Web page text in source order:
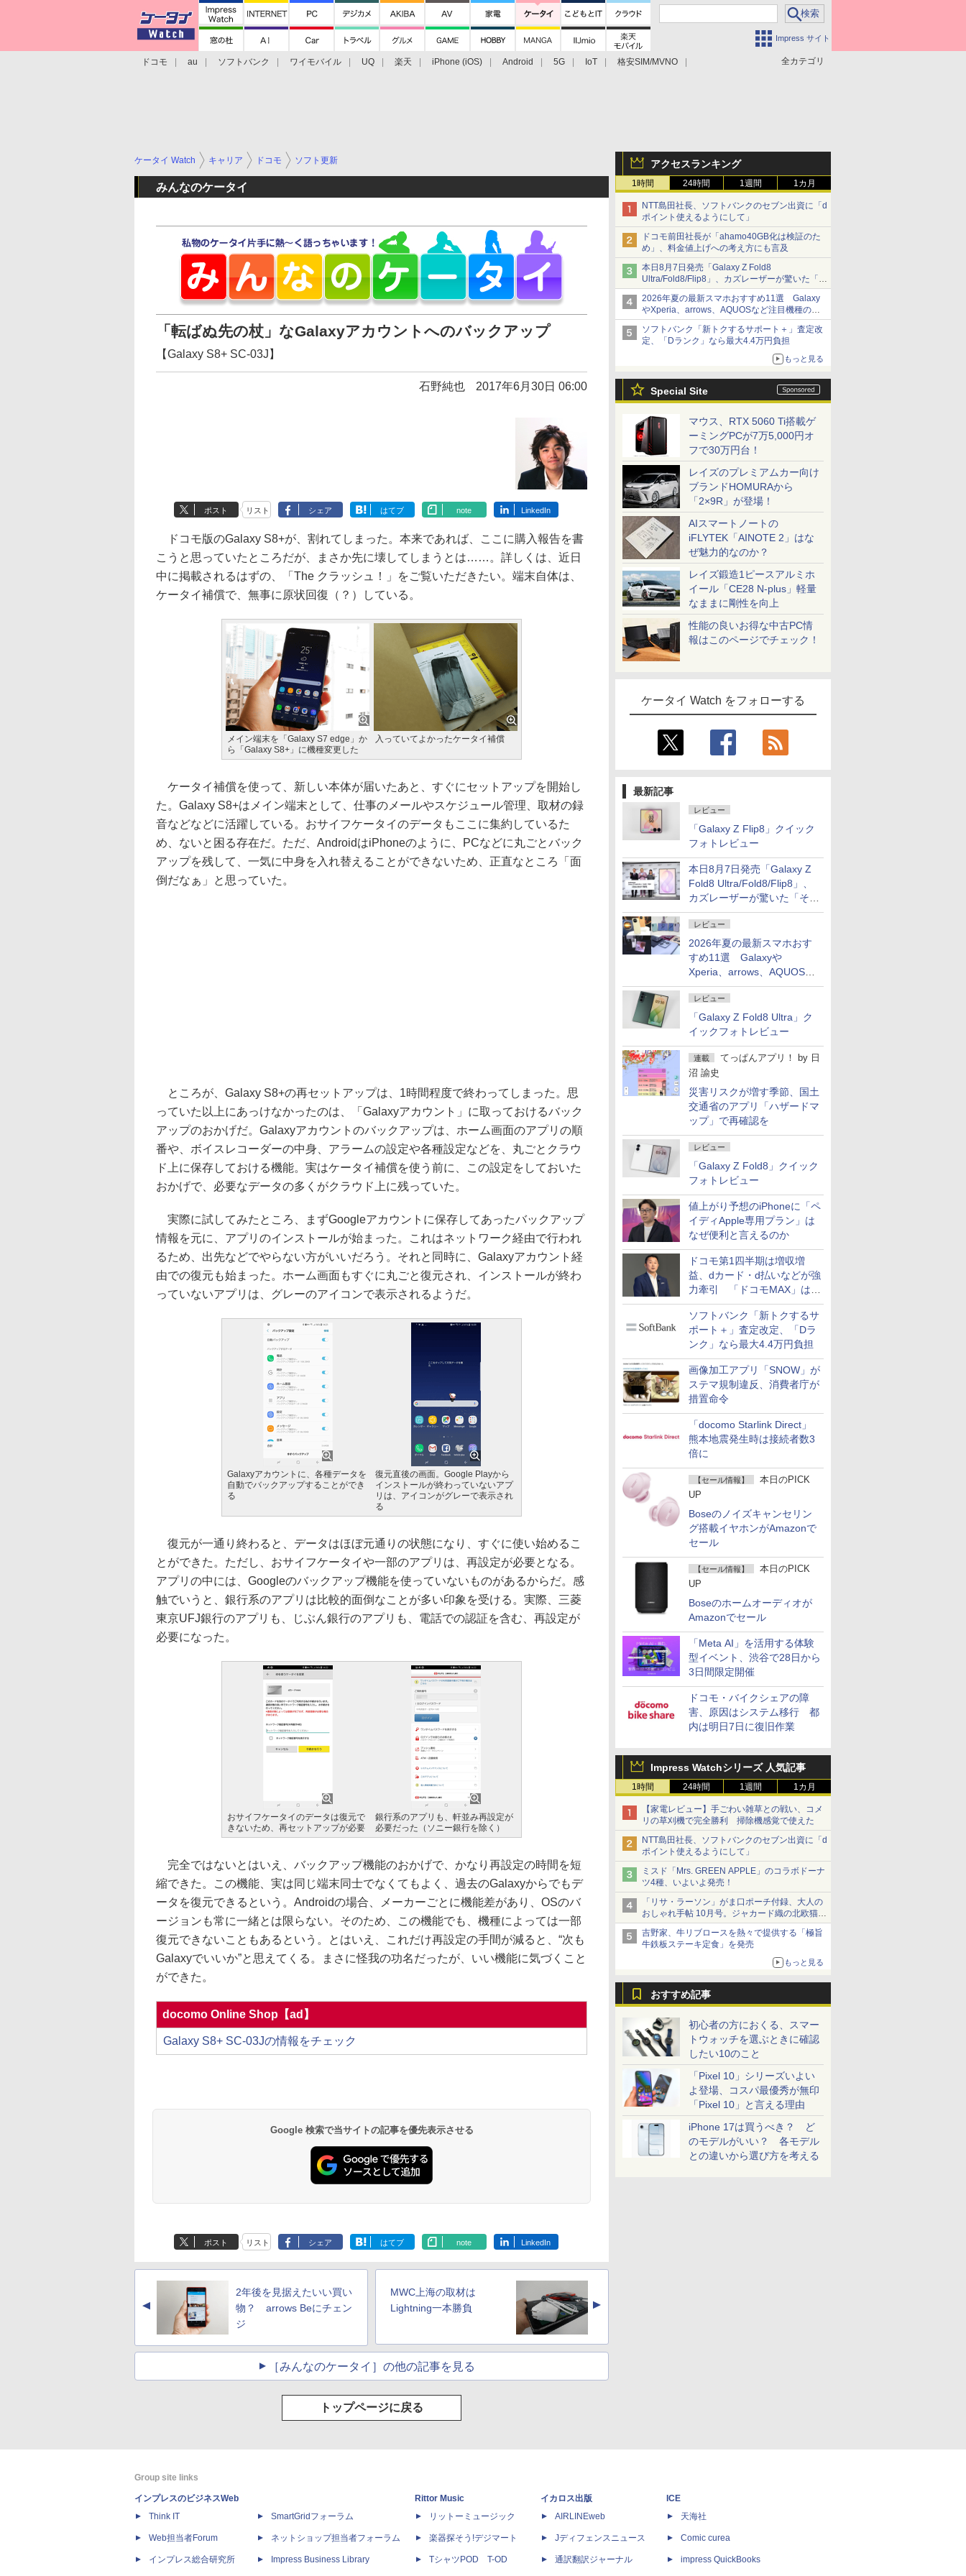
Impress サイト
全カテゴリ
ドコモ au ソフトバンク ワイモバイル UQ 楽天 iPhone (iOS) Android 5G IoT
格安SIM/MVNO
アクセスランキング
1時間 24時間 1週間 1カ月
NTT島田社長、ソフトバンクのセブン出資に「d
ポイント使えるようにして」
ドコモ前田社長が「ahamo40GB化は検証のた
め」、料金値上げへの考え方にも言及
本日8月7日発売「Galaxy Z Fold8
Ultra/Fold8/Flip8」、カズレーザーが驚いた「そ
ば屋のメニュー並みの薄さ」
2026年夏の最新スマホおすすめ11選 Galaxy
やXperia、arrows、AQUOSなど注目機種の特
徴は
ソフトバンク「新トクするサポート＋」査定改
定、「Dランク」なら最大4.4万円負担
もっと見る
Special Site
マウス、RTX 5060 Ti搭載ゲ
ーミングPCが7万5,000円オ
フで30万円台！
レイズのプレミアムカー向け
ブランドHOMURAから
「2×9R」が登場！
AIスマートノートの
iFLYTEK「AINOTE 2」はな
ぜ魅力的なのか？
レイズ鍛造1ピースアルミホ
イール「CE28 N-plus」軽量
なままに剛性を向上
性能の良いお得な中古PC情
報はこのページでチェック！
ケータイ Watch をフォローする
最新記事
レビュー
「Galaxy Z Flip8」クイック
フォトレビュー
本日8月7日発売「Galaxy Z
Fold8 Ultra/Fold8/Flip8」、
カズレーザーが驚いた「そば
屋のメニュー並みの薄さ」
レビュー
2026年夏の最新スマホおす
すめ11選 Galaxyや
Xperia、arrows、AQUOSな
ど注目機種の特徴は
レビュー
「Galaxy Z Fold8 Ultra」ク
イックフォトレビュー
連載 てっぱんアプリ！ by 日
沼 諭史
災害リスクが増す季節、国土
交通省のアプリ「ハザードマ
ップ」で再確認を
レビュー
「Galaxy Z Fold8」クイック
フォトレビュー
値上がり予想のiPhoneに「ペ
イディApple専用プラン」は
なぜ便利と言えるのか
ドコモ第1四半期は増収増
益、dカード・d払いなどが強
力牽引 「ドコモMAX」は
400万契約突破
ソフトバンク「新トクするサ
ポート＋」査定改定、「Dラ
ンク」なら最大4.4万円負担
画像加工アプリ「SNOW」が
ステマ規制違反、消費者庁が
措置命令
「docomo Starlink Direct」
熊本地震発生時は接続者数3
倍に
【セール情報】
本日のPICK
UP
Boseのノイズキャンセリン
グ搭載イヤホンがAmazonで
セール
【セール情報】
本日のPICK
UP
Boseのホームオーディオが
Amazonでセール
「Meta AI」を活用する体験
型イベント、渋谷で28日から
3日間限定開催
ドコモ・バイクシェアの障
害、原因はシステム移行 都
内は明日7日に復旧作業
Impress Watchシリーズ 人気記事
1時間 24時間 1週間 1カ月
【家電レビュー】手ごわい雑草との戦い、コメ
リの草刈機で完全勝利 掃除機感覚で使えた
NTT島田社長、ソフトバンクのセブン出資に「d
ポイント使えるようにして」
ミスド「Mrs. GREEN APPLE」のコラボドーナ
ツ4種、いよいよ発売！
「リサ・ラーソン」がま口ポーチ付録、大人の
おしゃれ手帖 10月号。ジャカード織の北欧猫デ
ザイン
吉野家、牛リブロースを熱々で提供する「極旨
牛鉄板ステーキ定食」を発売
もっと見る
おすすめ記事
初心者の方におくる、スマー
トウォッチを選ぶときに確認
したい10のこと
「Pixel 10」シリーズいよい
よ登場、コスパ最優秀が無印
「Pixel 10」と言える理由
iPhone 17は買うべき？ ど
のモデルがいい？ 各モデル
との違いから選び方を考える
ケータイ Watch キャリア ドコモ ソフト更新
みんなのケータイ
「転ばぬ先の杖」なGalaxyアカウントへのバックアップ
【Galaxy S8+ SC-03J】
石野純也 2017年6月30日 06:00
ポスト リスト シェア はてブ note LinkedIn
ドコモ版のGalaxy S8+が、割れてしまった。本来であれば、ここに購入報告を書
こうと思っていたところだが、まさか先に壊してしまうとは……。詳しくは、近日
中に掲載されるはずの、「The クラッシュ！」をご覧いただきたい。端末自体は、
ケータイ補償で、無事に原状回復（？）している。
メイン端末を「Galaxy S7 edge」か
ら「Galaxy S8+」に機種変更した
入っていてよかったケータイ補償
ケータイ補償を使って、新しい本体が届いたあと、すぐにセットアップを開始し
た。Galaxy S8+はメイン端末として、仕事のメールやスケジュール管理、取材の録
音などなどに活躍している。おサイフケータイのデータもここに集約しているた
め、ないと困る存在だ。ただ、AndroidはiPhoneのように、PCなどに丸ごとバック
アップを残して、一気に中身を入れ替えることができないため、正直なところ「面
倒だなぁ」と思っていた。
ところが、Galaxy S8+の再セットアップは、1時間程度で終わってしまった。思
っていた以上にあっけなかったのは、「Galaxyアカウント」に取っておけるバック
アップのおかげだ。Galaxyアカウントのバックアップは、ホーム画面のアプリの順
番や、ボイスレコーダーの中身、アラームの設定や各種設定などを、丸ごとクラウ
ド上に保存しておける機能。実はケータイ補償を使う前に、この設定をしておいた
おかげで、必要なデータの多くがクラウド上に残っていた。
実際に試してみたところ、まずGoogleアカウントに保存してあったバックアップ
情報を元に、アプリのインストールが始まった。これはネットワーク経由で行われ
るため、出先などでやらない方がいいだろう。それと同時に、Galaxyアカウント経
由での復元も始まった。ホーム画面もすぐに丸ごと復元され、インストールが終わ
っていないアプリは、グレーのアイコンで表示されるようだ。
Galaxyアカウントに、各種データを
自動でバックアップすることができ
る
復元直後の画面。Google Playから
インストールが終わっていないアプ
リは、アイコンがグレーで表示され
る
復元が一通り終わると、データはほぼ元通りの状態になり、すぐに使い始めるこ
とができた。ただし、おサイフケータイや一部のアプリは、再設定が必要となる。
アプリの中には、Googleのバックアップ機能を使っていないものがあるからだ。感
触でいうと、銀行系のアプリは比較的面倒なことが多い印象を受ける。実際、三菱
東京UFJ銀行のアプリも、じぶん銀行のアプリも、電話での認証を含む、再設定が
必要になった。
おサイフケータイのデータは復元で
きないため、再セットアップが必要
銀行系のアプリも、軒並み再設定が
必要だった（ソニー銀行を除く）
完全ではないとはいえ、バックアップ機能のおかげで、かなり再設定の時間を短
縮できた。この機能、実は同じ端末同士でなくてもよく、過去のGalaxyからでもデ
ータを復元できるという。Androidの場合、メーカーごとに機能差があり、OSのバ
ージョンも常に一緒とは限らない。そのため、この機能でも、機種によっては一部
復元できないこともあるという。とはいえ、これだけ再設定の手間が減ると、“次も
Galaxyでいいか”と思えてくる。まさに怪我の功名だったが、いい機能に気づくこと
ができた。
docomo Online Shop【ad】
Galaxy S8+ SC-03Jの情報をチェック
Google 検索で当サイトの記事を優先表示させる
ポスト リスト シェア はてブ note LinkedIn
▲
2年後を見据えたいい買い
物？ arrows Beにチェン
ジ
MWC上海の取材は
Lightning一本勝負
▲
［みんなのケータイ］の他の記事を見る
トップページに戻る
Group site links
インプレスのビジネスWeb
Think IT
Web担当者Forum
インプレス総合研究所
SmartGridフォーラム
ネットショップ担当者フォーラム
Impress Business Library
Rittor Music
リットーミュージック
楽器探そう!デジマート
TシャツPOD T-OD
イカロス出版
AIRLINEweb
Jディフェンスニュース
通訳翻訳ジャーナル
ICE
天海社
Comic curea
impress QuickBooks